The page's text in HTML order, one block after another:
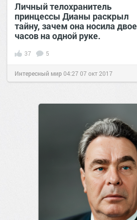
Личный телохранитель
принцессы Дианы раскрыл
тайну, зачем она носила двое
часов на одной руке.
37 5
Интересный мир04:27 07 окт 2017